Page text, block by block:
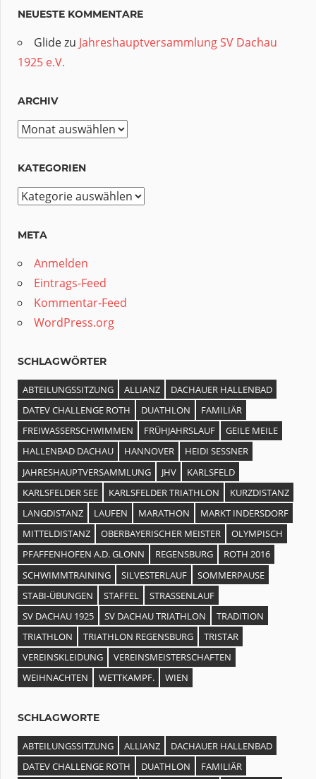
NEUESTE KOMMENTARE
Glidezu Jahreshauptversammlung SV Dachau
1925 e.V.
ARCHIV
Archiv
KATEGORIEN
Kategorien
META
Anmelden
Eintrags-Feed
Kommentar-Feed
WordPress.org
SCHLAGWÖRTER
ABTEILUNGSSITZUNG ALLIANZ
DACHAUER HALLENBAD
DATEV CHALLENGE ROTH
DUATHLON
FAMILIÄR
FREIWASSERSCHWIMMEN
FRÜHJAHRSLAUF
GEILE MEILE
HALLENBAD DACHAU
HANNOVER
HEIDI SESSNER
JAHRESHAUPTVERSAMMLUNG
JHV
KARLSFELD
KARLSFELDER SEE
KARLSFELDER TRIATHLON
KURZDISTANZ
LANGDISTANZ
LAUFEN MARATHON
MARKT INDERSDORF
MITTELDISTANZ
OBERBAYERISCHER MEISTER
OLYMPISCH
PFAFFENHOFEN A.D. GLONN
REGENSBURG
ROTH 2016
SCHWIMMTRAINING
SILVESTERLAUF
SOMMERPAUSE
STABI-ÜBUNGEN
STAFFEL
STRASSENLAUF
SV DACHAU 1925
SV DACHAU TRIATHLON
TRADITION
TRIATHLON
TRIATHLON REGENSBURG
TRISTAR
VEREINSKLEIDUNG
VEREINSMEISTERSCHAFTEN
WEIHNACHTEN
WETTKAMPF. WIEN
SCHLAGWORTE
ABTEILUNGSSITZUNG ALLIANZ
DACHAUER HALLENBAD
DATEV CHALLENGE ROTH
DUATHLON
FAMILIÄR